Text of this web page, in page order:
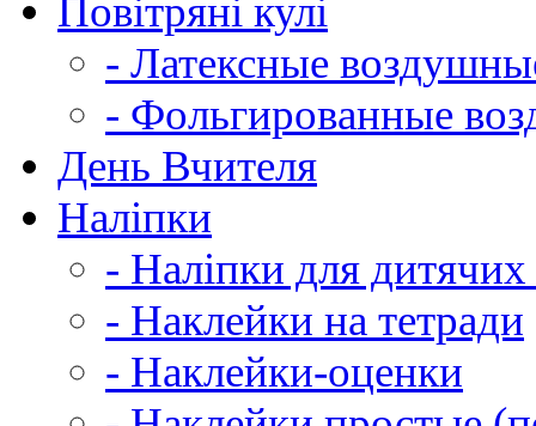
Повітряні кулі
- Латексные
- Фольгированные
День Вчителя
Наліпки
- Наліпки для
- Наклейки на тетради
- Наклейки-оценки